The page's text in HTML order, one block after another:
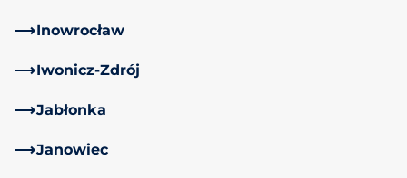
Inowrocław
Iwonicz-Zdrój
Jabłonka
Janowiec